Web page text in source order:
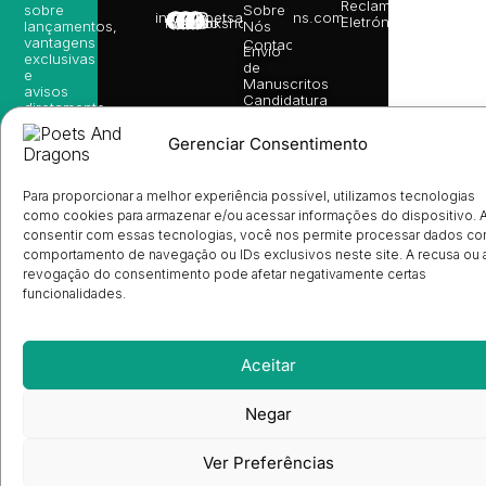
Gerenciar Consentimento
Para proporcionar a melhor experiência possível, utilizamos tecnologias
como cookies para armazenar e/ou acessar informações do dispositivo.
consentir com essas tecnologias, você nos permite processar dados
comportamento de navegação ou IDs exclusivos neste site. A recusa ou
revogação do consentimento pode afetar negativamente certas
funcionalidades.
Aceitar
Negar
Ver Preferências
info@poetsandragons.com
Infantil
Adulto
Bookshop
Sobre
Nós
Contactos
Envio
de
Manuscritos
Candidatura
Registo
Reclamações
Eletrónico
sobre
lançamentos,
vantagens
exclusivas
e
avisos
diretamente
no seu
e-mail.